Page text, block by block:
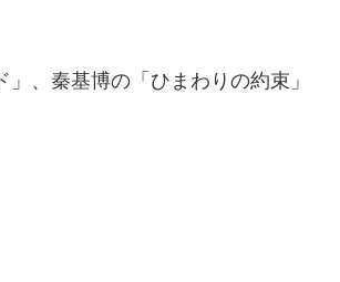
、秦基博の「ひまわりの約束」